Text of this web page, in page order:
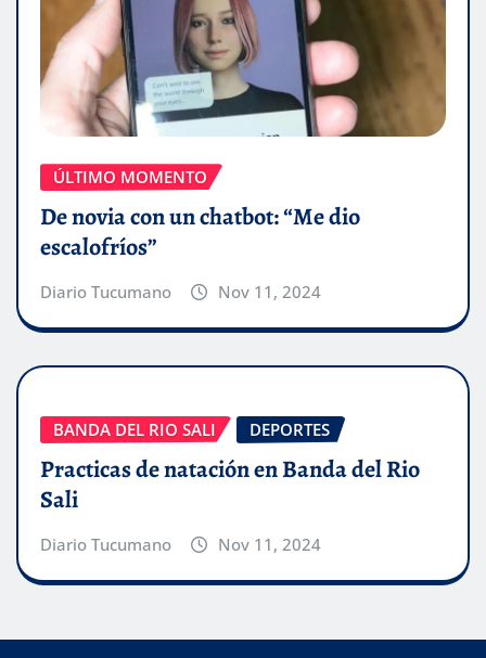
ÚLTIMO MOMENTO
De novia con un chatbot: “Me dio
escalofríos”
Diario Tucumano Nov 11, 2024
BANDA DEL RIO SALI DEPORTES
Practicas de natación en Banda del Rio
Sali
Diario Tucumano Nov 11, 2024